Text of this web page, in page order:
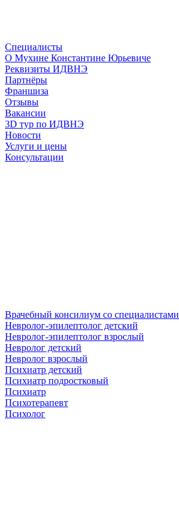
Специалисты
О Мухине Константине Юрьевиче
Реквизиты ИДВНЭ
Партнёры
Франшиза
Отзывы
Вакансии
3D тур по ИДВНЭ
Новости
Услуги и цены
Консультации
Врачебный консилиум со специалистами
Невролог-эпилептолог детский
Невролог-эпилептолог взрослый
Невролог детский
Невролог взрослый
Психиатр детский
Психиатр подростковый
Психиатр
Психотерапевт
Психолог